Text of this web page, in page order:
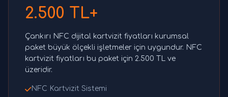
2.500 TL+
Çankırı NFC dijital kartvizit fiyatları kurumsal
paket büyük ölçekli işletmeler için uygundur. NFC
kartvizit fiyatları bu paket için 2.500 TL ve
üzeridir.
NFC Kartvizit Sistemi